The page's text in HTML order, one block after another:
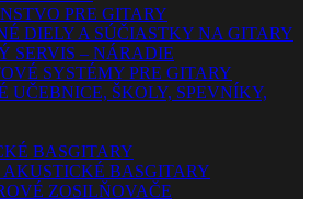
PRE GITARY
DIELY A SÚČIASTKY NA GITARY
SERVIS – NÁRADIE
SYSTÉMY PRE GITARY
UČEBNICE, ŠKOLY, SPEVNÍKY,
BASGITARY
BASGITARY
ZOSILŇOVAČE